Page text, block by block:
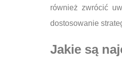
również zwrócić
dostosowanie
Jakie są